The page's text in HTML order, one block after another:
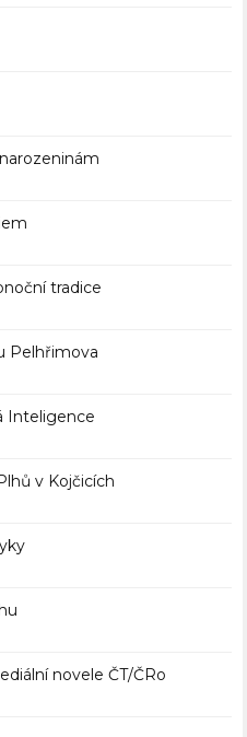
tradice
Pelhřimova
Inteligence
v Kojčicích
novele ČT/ČRo